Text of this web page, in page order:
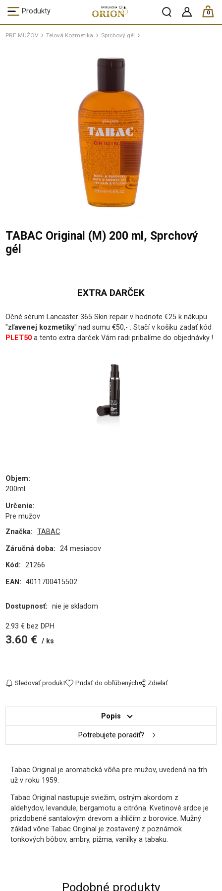
Produkty 0
ks /
PRE MUŽOV Telová Kozmetika Sprchový gél
TABAC Original (M) 200 ml, Sprchový
gél
EXTRA DARČEK
Očné sérum Lancaster 365 Skin repair v hodnote €25 k nákupu
"zľavenej kozmetiky" nad sumu €50,- . Stačí v košiku zadať kód
PLET50a tento extra darček Vám radi pribalíme do objednávky !
Objem:
200ml
Určenie:
Pre mužov
Značka: TABAC
Záručná doba: 24 mesiacov
Kód: 21266
EAN: 4011700415502
Dostupnosť: nie je skladom
2.93 € bez DPH
3.60 € ks
Sledovať produkt Pridať do obľúbených Zdielať
Popis
Potrebujete poradiť?
Tabac Original je aromatická vôňa pre mužov, uvedená na trh
už v roku 1959.
Tabac Original nastupuje sviežim, ostrým akordom z
aldehydov, levandule, bergamotu a citróna. Kvetinové srdce je
prizdobené santalovým drevom a ihličím z borovice. Mužný
základ vône Tabac Original je zostavený z poznámok
tonkových bôbov, ambry, pižma, vanilky a tabaku.
Podobné produkty